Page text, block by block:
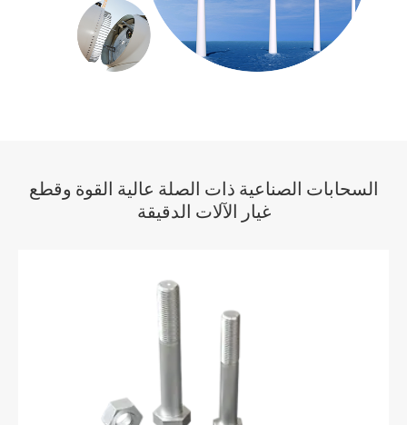
السحابات الصناعية ذات الصلة عالية القوة وقطع
غيار الآلات الدقيقة